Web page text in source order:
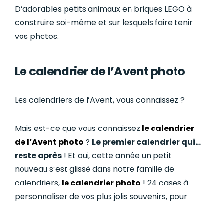
D’adorables petits animaux en briques LEGO à
construire soi-même et sur lesquels faire tenir
vos photos.
Le calendrier de l’Avent photo
Les calendriers de l’Avent, vous connaissez ?
Mais est-ce que vous connaissez le calendrier
de l’Avent photo ? Le premier calendrier qui…
reste après ! Et oui, cette année un petit
nouveau s’est glissé dans notre famille de
calendriers, le calendrier photo ! 24 cases à
personnaliser de vos plus jolis souvenirs, pour